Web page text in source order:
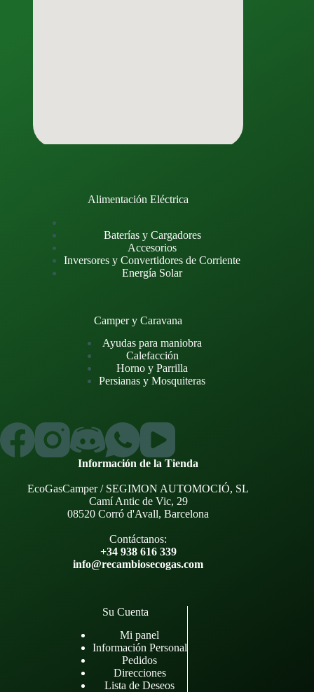
Alimentación Eléctrica
Baterías y Cargadores
Accesorios
Inversores y Convertidores de Corriente
Energía Solar
Camper y Caravana
Ayudas para maniobra
Calefacción
Horno y Parrilla
Persianas y Mosquiteras
Información de la Tienda
EcoGasCamper / SEGIMON AUTOMOCIÓ, SL
Camí Antic de Vic, 29
08520 Corró d'Avall, Barcelona
Contáctanos:
+34 938 616 339
info@recambiosecogas.com
Su Cuenta
Mi panel
Información Personal
Pedidos
Direcciones
Lista de Deseos